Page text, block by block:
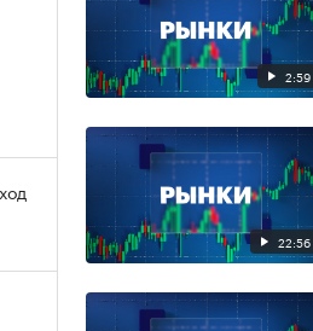
2:59
22:56